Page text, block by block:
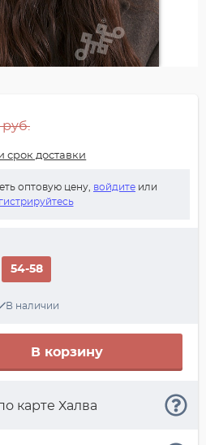
руб.
срок доставки
оптовую цену, войдите или
54-58
В наличии
В корзину
карте Халва